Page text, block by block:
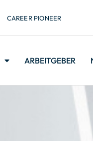
CAREER PIONEER
ARBEITGEBER